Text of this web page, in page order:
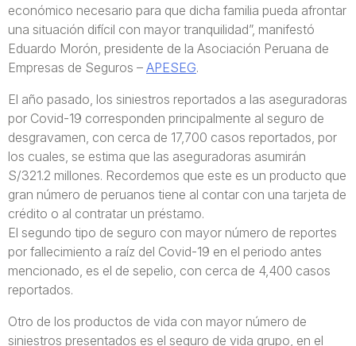
económico necesario para que dicha familia pueda afrontar
una situación difícil con mayor tranquilidad”, manifestó
Eduardo Morón, presidente de la Asociación Peruana de
Empresas de Seguros – APESEG.
El año pasado, los siniestros reportados a las aseguradoras
por Covid-19 corresponden principalmente al seguro de
desgravamen, con cerca de 17,700 casos reportados, por
los cuales, se estima que las aseguradoras asumirán
S/321.2 millones. Recordemos que este es un producto que
gran número de peruanos tiene al contar con una tarjeta de
crédito o al contratar un préstamo.
El segundo tipo de seguro con mayor número de reportes
por fallecimiento a raíz del Covid-19 en el periodo antes
mencionado, es el de sepelio, con cerca de 4,400 casos
reportados.
Otro de los productos de vida con mayor número de
siniestros presentados es el seguro de vida grupo, en el